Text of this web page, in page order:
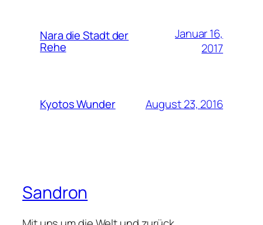
Nara die Stadt der
Rehe
Januar 16,
2017
Kyotos Wunder August 23, 2016
Sandron